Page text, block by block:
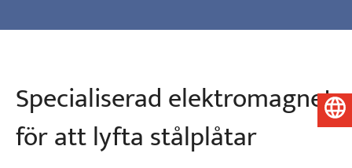
Specialiserad elektromagnet
för att lyfta stålplåtar
Svenska